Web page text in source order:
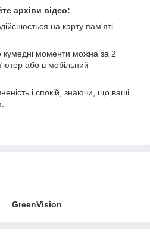
архіви відео:
на карту пам'яті
кумедні моменти можна за 2
або в мобільний
і спокій, знаючи, що ваші
GreenVision